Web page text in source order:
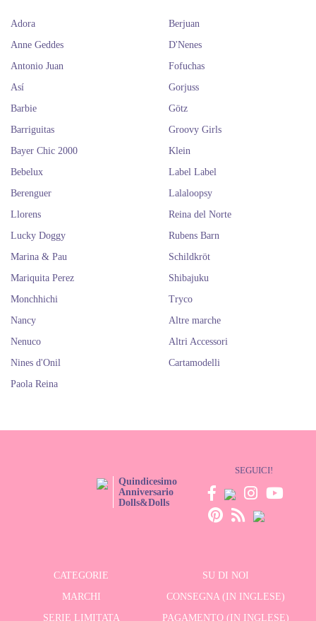
Adora
Anne Geddes
Antonio Juan
Así
Barbie
Barriguitas
Bayer Chic 2000
Bebelux
Berenguer
Berjuan
D'Nenes
Fofuchas
Gorjuss
Götz
Groovy Girls
Klein
Label Label
Lalaloopsy
Llorens
Lucky Doggy
Marina & Pau
Mariquita Perez
Monchhichi
Nancy
Nenuco
Nines d'Onil
Paola Reina
Reina del Norte
Rubens Barn
Schildkröt
Shibajuku
Tryco
Altre marche
Altri Accessori
Cartamodelli
Quindicesimo
Anniversario
Dolls&Dolls
SEGUICI!
CATEGORIE
SU DI NOI
MARCHI
CONSEGNA (IN INGLESE)
SERIE LIMITATA
PAGAMENTO (IN INGLESE)